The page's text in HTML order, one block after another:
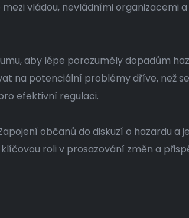
vládou, nevládními organizacemi
aby lépe porozuměly dopadům
na potenciální problémy dříve, než
efektivní regulaci.
občanů do diskuzí o hazardu a
roli v prosazování změn a